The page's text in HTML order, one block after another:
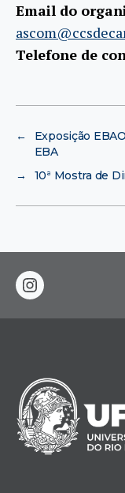
Email do
Telefone de
←
Exposição
EBA
→
10ª Mostra de
instagram